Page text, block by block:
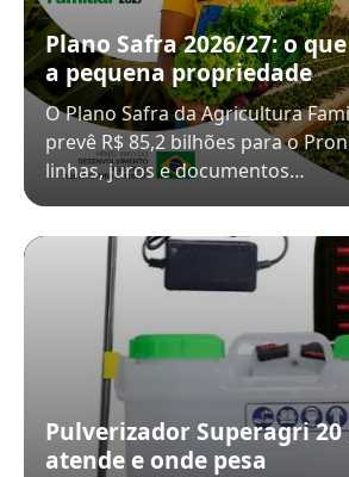
Plano Safra 2026/27: o
a pequena propriedade
O Plano Safra da Agricultura
prevê R$ 85,2 bilhões para o
linhas, juros e documentos…
Pulverizador Superagri 20
atende e onde pesa